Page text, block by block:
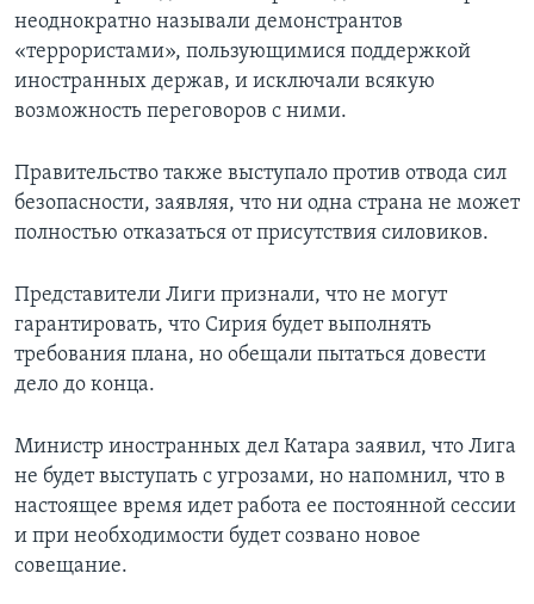
неоднократно называли демонстрантов
«террористами», пользующимися поддержкой
иностранных держав, и исключали всякую
возможность переговоров с ними.
Правительство также выступало против отвода сил
безопасности, заявляя, что ни одна страна не может
полностью отказаться от присутствия силовиков.
Представители Лиги признали, что не могут
гарантировать, что Сирия будет выполнять
требования плана, но обещали пытаться довести
дело до конца.
Министр иностранных дел Катара заявил, что Лига
не будет выступать с угрозами, но напомнил, что в
настоящее время идет работа ее постоянной сессии
и при необходимости будет созвано новое
совещание.